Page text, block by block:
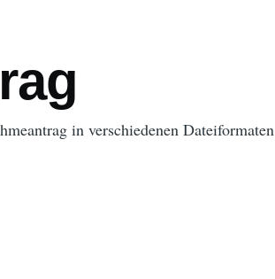
in verschiedenen Dateiformaten